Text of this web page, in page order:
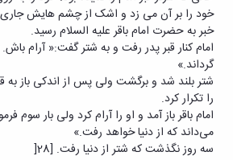
خود را بر آن می زد و اشک از چشم هایش
خبر به حضرت امام باقر علیه السلام رسید.
امام کنار قبر پدر رفت و به شتر گفت:« آرام
گرداند.»
شتر بلند شد و برگشت ولی پس از اندکی باز به
را تکرار کرد.
امام باقر باز آمد و او را آرام کرد ولی بار سوم
می‌داند که از دنیا خواهد رفت.»
سه روز نگذشت که شتر از دنیا رفت. [28[